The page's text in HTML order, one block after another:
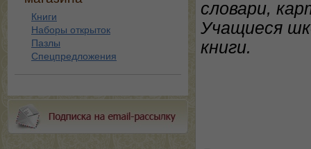
Книги
Наборы открыток
Пазлы
Спецпредложения
словари,
Учащиеся
книги.